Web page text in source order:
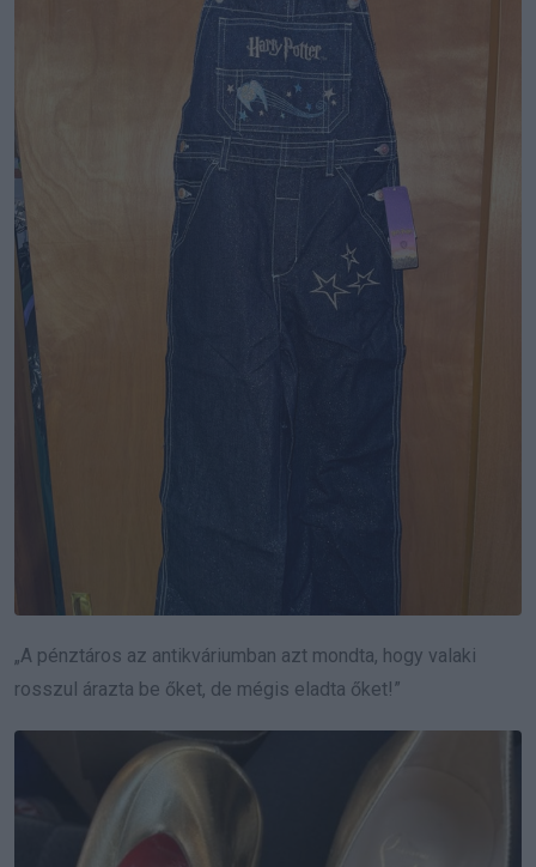
„A pénztáros az antikváriumban azt mondta, hogy valaki
rosszul árazta be őket, de mégis eladta őket!”